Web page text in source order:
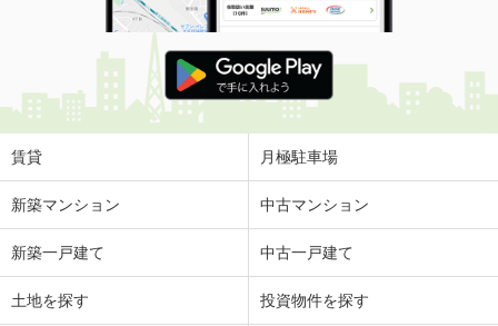
賃貸 月極駐車場
新築マンション 中古マンション
新築一戸建て 中古一戸建て
土地を探す 投資物件を探す